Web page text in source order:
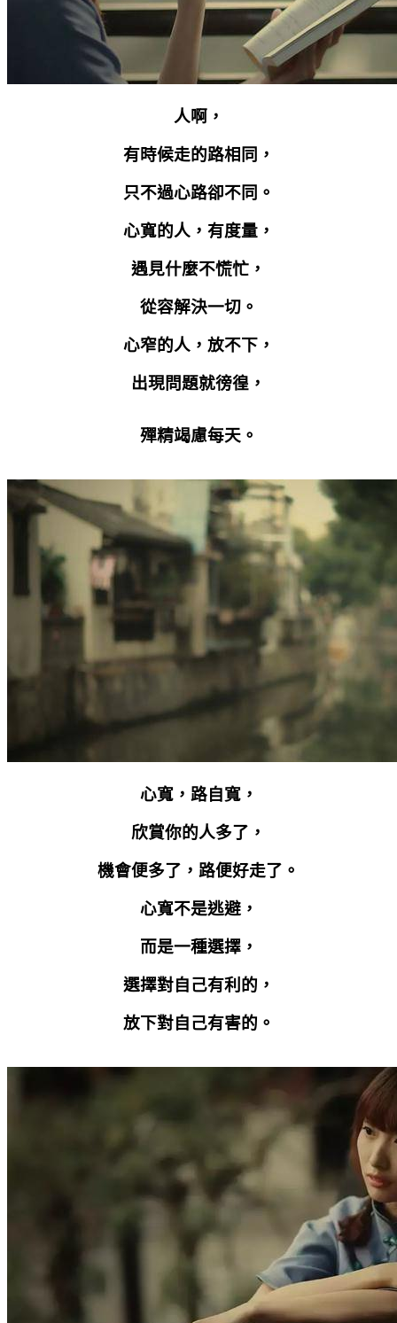
人啊，
有時候走的路相同，
只不過心路卻不同。
心寬的人，有度量，
遇見什麼不慌忙，
從容解決一切。
心窄的人，放不下，
出現問題就徬徨，
殫精竭慮每天。
心寬，路自寬，
欣賞你的人多了，
機會便多了，路便好走了。
心寬不是逃避，
而是一種選擇，
選擇對自己有利的，
放下對自己有害的。